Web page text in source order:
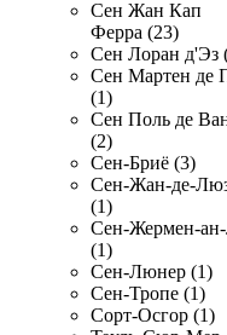
Сен Жан Кап
Ферра (23)
Сен Лоран д'Эз
Сен Мартен де
(1)
Сен Поль де
(2)
Сен-Бриё (3)
Сен-Жан-де-
(1)
Сен-Жермен-
(1)
Сен-Люнер (1)
Сен-Тропе (1)
Сорт-Осгор (1)